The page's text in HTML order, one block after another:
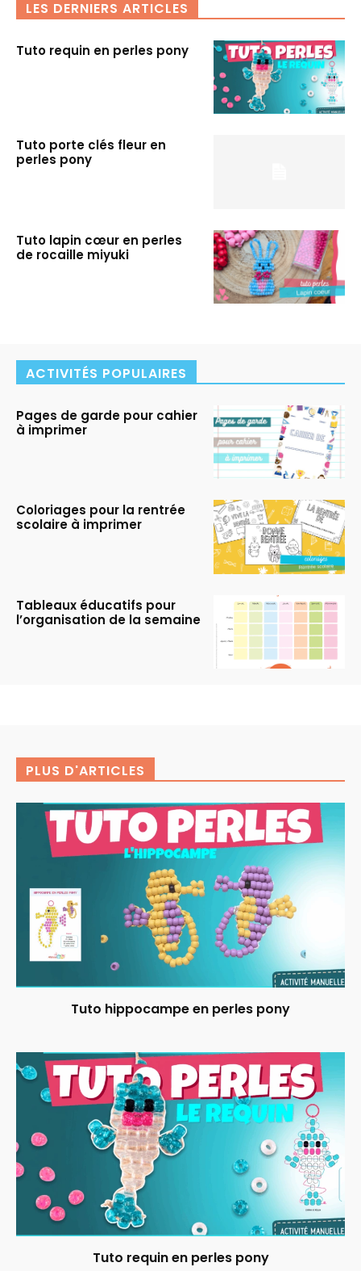
LES DERNIERS ARTICLES
Tuto requin en perles pony
Tuto porte clés fleur en
perles pony
Tuto lapin cœur en perles
de rocaille miyuki
ACTIVITÉS POPULAIRES
Pages de garde pour cahier
à imprimer
Coloriages pour la rentrée
scolaire à imprimer
Tableaux éducatifs pour
l’organisation de la semaine
PLUS D'ARTICLES
Tuto hippocampe en perles pony
Tuto requin en perles pony